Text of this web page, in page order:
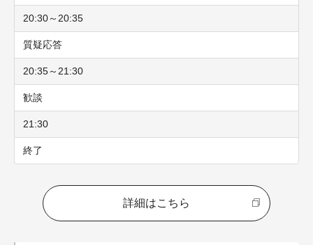
20:30～20:35
質疑応答
20:35～21:30
歓談
21:30
終了
詳細はこちら